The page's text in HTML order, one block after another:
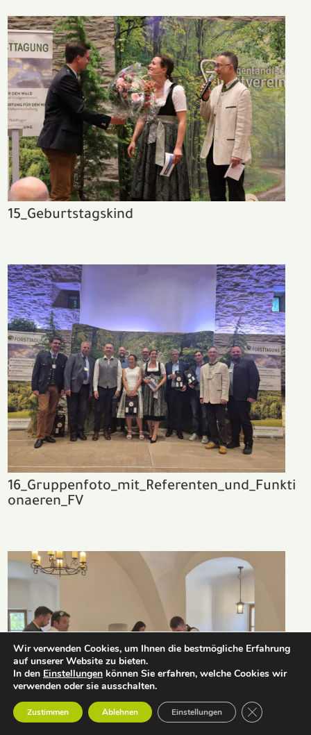
15_Geburtstagskind
16_Gruppenfoto_mit_Referenten_und_Funkti
onaeren_FV
Wir verwenden Cookies, um Ihnen die bestmögliche Erfahrung
auf unserer Website zu bieten.
In den Einstellungen können Sie erfahren, welche Cookies wir
verwenden oder sie ausschalten.
Zustimmen Ablehnen Einstellungen GDPR